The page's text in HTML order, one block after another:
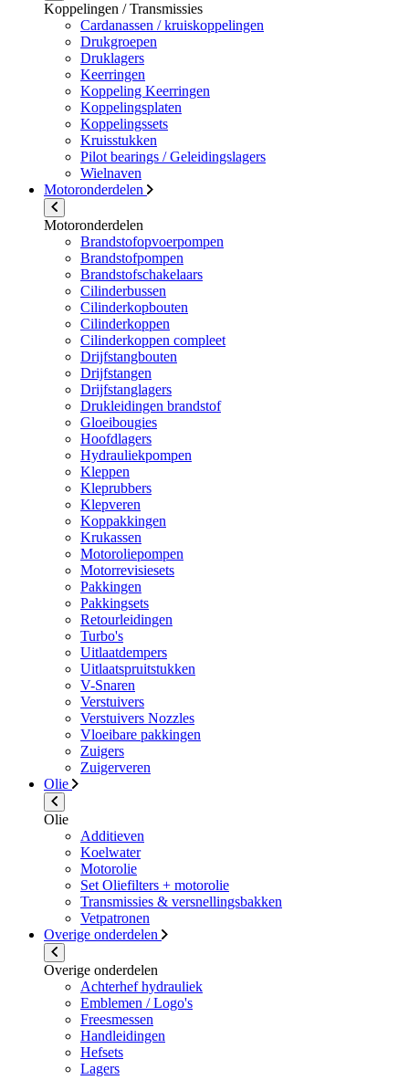
Koppelingen / Transmissies
Cardanassen / kruiskoppelingen
Drukgroepen
Druklagers
Keerringen
Koppeling Keerringen
Koppelingsplaten
Koppelingssets
Kruisstukken
Pilot bearings / Geleidingslagers
Wielnaven
Motoronderdelen
Motoronderdelen
Brandstofopvoerpompen
Brandstofpompen
Brandstofschakelaars
Cilinderbussen
Cilinderkopbouten
Cilinderkoppen
Cilinderkoppen compleet
Drijfstangbouten
Drijfstangen
Drijfstanglagers
Drukleidingen brandstof
Gloeibougies
Hoofdlagers
Hydrauliekpompen
Kleppen
Kleprubbers
Klepveren
Koppakkingen
Krukassen
Motoroliepompen
Motorrevisiesets
Pakkingen
Pakkingsets
Retourleidingen
Turbo's
Uitlaatdempers
Uitlaatspruitstukken
V-Snaren
Verstuivers
Verstuivers Nozzles
Vloeibare pakkingen
Zuigers
Zuigerveren
Olie
Olie
Additieven
Koelwater
Motorolie
Set Oliefilters + motorolie
Transmissies & versnellingsbakken
Vetpatronen
Overige onderdelen
Overige onderdelen
Achterhef hydrauliek
Emblemen / Logo's
Freesmessen
Handleidingen
Hefsets
Lagers